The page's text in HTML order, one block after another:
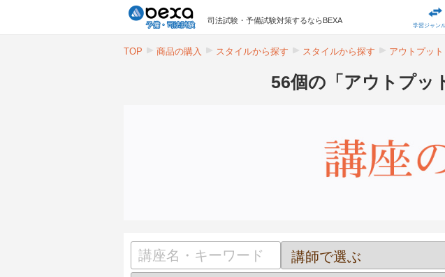
司法試験・予備試験対策するならBEXA
学習ジャン
TOP 商品の購入 スタイルから探す スタイルから探す アウトプッ
56個の「アウトプッ